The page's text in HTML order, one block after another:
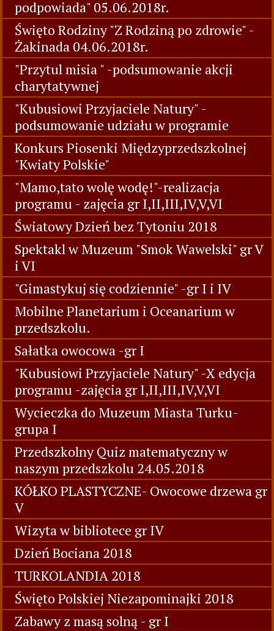
podpowiada" 05.06.2018r.
Święto Rodziny "Z Rodziną po zdrowie" -
Żakinada 04.06.2018r.
"Przytul misia " -podsumowanie akcji
charytatywnej
"Kubusiowi Przyjaciele Natury" -
podsumowanie udziału w programie
Konkurs Piosenki Międzyprzedszkolnej
"Kwiaty Polskie"
"Mamo,tato wolę wodę!"-realizacja
programu - zajęcia gr I,II,III,IV,V,VI
Światowy Dzień bez Tytoniu 2018
Spektakl w Muzeum "Smok Wawelski" gr V
i VI
"Gimastykuj się codziennie" -gr I i IV
Mobilne Planetarium i Oceanarium w
przedszkolu.
Sałatka owocowa -gr I
"Kubusiowi Przyjaciele Natury" -X edycja
programu -zajęcia gr I,II,III,IV,V,VI
Wycieczka do Muzeum Miasta Turku-
grupa I
Przedszkolny Quiz matematyczny w
naszym przedszkolu 24.05.2018
KÓŁKO PLASTYCZNE- Owocowe drzewa gr
V
Wizyta w bibliotece gr IV
Dzień Bociana 2018
TURKOLANDIA 2018
Święto Polskiej Niezapominajki 2018
Zabawy z masą solną - gr I